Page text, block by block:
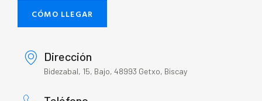
CÓMO LLEGAR
Dirección
Bidezabal, 15, Bajo, 48993 Getxo, Biscay